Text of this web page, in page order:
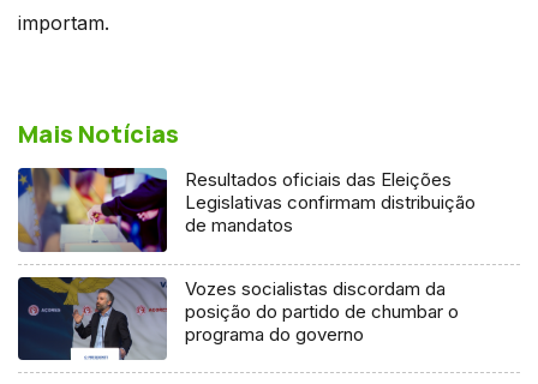
importam.
Mais Notícias
Resultados oficiais das Eleições
Legislativas confirmam distribuição
de mandatos
Vozes socialistas discordam da
posição do partido de chumbar o
programa do governo